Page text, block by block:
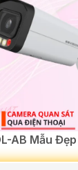
AB Mẫu